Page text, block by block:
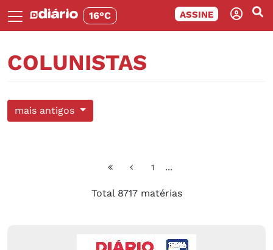
16°C ASSINE
COLUNISTAS
mais antigos
1 ...
Total 8717 matérias